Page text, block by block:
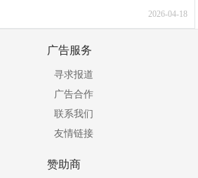
2026-04-18
广告服务
寻求报道
广告合作
联系我们
友情链接
赞助商